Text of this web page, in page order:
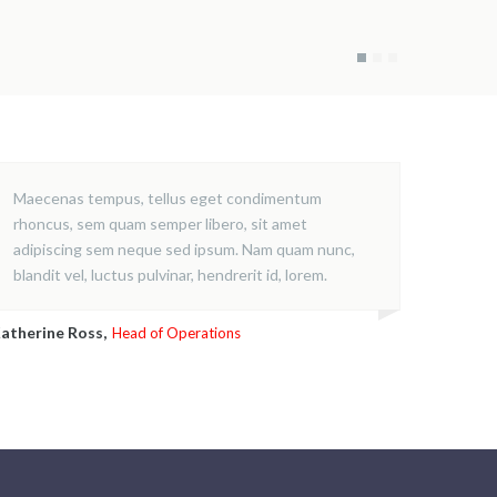
Maecenas tempus, tellus eget condimentum
rhoncus, sem quam semper libero, sit amet
adipiscing sem neque sed ipsum. Nam quam nunc,
blandit vel, luctus pulvinar, hendrerit id, lorem.
Ross, Head of Operations